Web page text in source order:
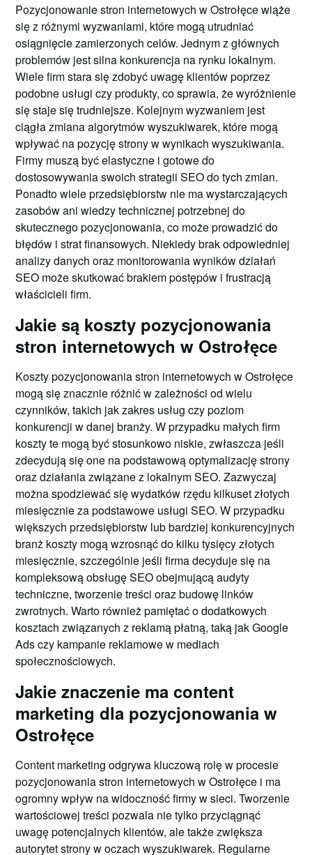
Pozycjonowanie stron internetowych w Ostrołęce wiąże
się z różnymi wyzwaniami, które mogą utrudniać
osiągnięcie zamierzonych celów. Jednym z głównych
problemów jest silna konkurencja na rynku lokalnym.
Wiele firm stara się zdobyć uwagę klientów poprzez
podobne usługi czy produkty, co sprawia, że wyróżnienie
się staje się trudniejsze. Kolejnym wyzwaniem jest
ciągła zmiana algorytmów wyszukiwarek, które mogą
wpływać na pozycję strony w wynikach wyszukiwania.
Firmy muszą być elastyczne i gotowe do
dostosowywania swoich strategii SEO do tych zmian.
Ponadto wiele przedsiębiorstw nie ma wystarczających
zasobów ani wiedzy technicznej potrzebnej do
skutecznego pozycjonowania, co może prowadzić do
błędów i strat finansowych. Niekiedy brak odpowiedniej
analizy danych oraz monitorowania wyników działań
SEO może skutkować brakiem postępów i frustracją
właścicieli firm.
Jakie są koszty pozycjonowania
stron internetowych w Ostrołęce
Koszty pozycjonowania stron internetowych w Ostrołęce
mogą się znacznie różnić w zależności od wielu
czynników, takich jak zakres usług czy poziom
konkurencji w danej branży. W przypadku małych firm
koszty te mogą być stosunkowo niskie, zwłaszcza jeśli
zdecydują się one na podstawową optymalizację strony
oraz działania związane z lokalnym SEO. Zazwyczaj
można spodziewać się wydatków rzędu kilkuset złotych
miesięcznie za podstawowe usługi SEO. W przypadku
większych przedsiębiorstw lub bardziej konkurencyjnych
branż koszty mogą wzrosnąć do kilku tysięcy złotych
miesięcznie, szczególnie jeśli firma decyduje się na
kompleksową obsługę SEO obejmującą audyty
techniczne, tworzenie treści oraz budowę linków
zwrotnych. Warto również pamiętać o dodatkowych
kosztach związanych z reklamą płatną, taką jak Google
Ads czy kampanie reklamowe w mediach
społecznościowych.
Jakie znaczenie ma content
marketing dla pozycjonowania w
Ostrołęce
Content marketing odgrywa kluczową rolę w procesie
pozycjonowania stron internetowych w Ostrołęce i ma
ogromny wpływ na widoczność firmy w sieci. Tworzenie
wartościowej treści pozwala nie tylko przyciągnąć
uwagę potencjalnych klientów, ale także zwiększa
autorytet strony w oczach wyszukiwarek. Regularne